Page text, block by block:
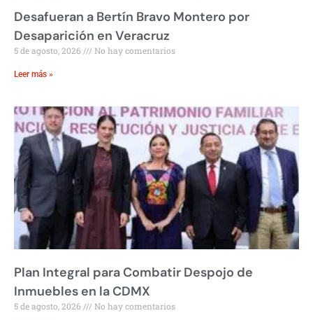
Desafueran a Bertín Bravo Montero por
Desaparición en Veracruz
5 de agosto, 2026 No hay comentarios
Leer más »
Plan Integral para Combatir Despojo de
Inmuebles en la CDMX
5 de agosto, 2026 No hay comentarios